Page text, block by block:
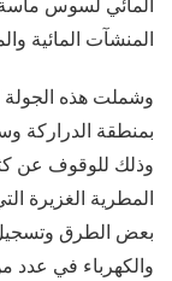
المنشآت المائية
وشملت هذه الجولة
بمنطقة الدراركة
وذلك للوقوف عن
المطرية الغزيرة
بعض الطرق وتسجيل
والكهرباء في عدد